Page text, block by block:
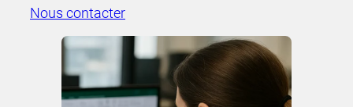
Nous contacter